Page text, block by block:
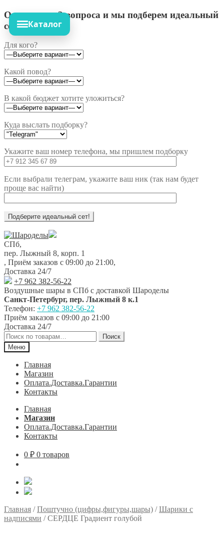
Ответьте на 3 вопроса и мы подберем идеальный
сет!
Для кого?
Какой повод?
В какой бюджет хотите уложиться?
Куда выслать подборку?
Укажите ваш номер телефона, мы пришлем подборку
Если выбрали телеграм, укажите ваш ник (так нам будет
проще вас найти)
Перейти
к
навигации
Перейти
к
содержимому
СПб,
пер. Лыжный 8, корп. 1
, Приём заказов с 09:00 до 21:00,
Доставка 24/7
+7 962 382-56-22
Воздушные шары в СПб с доставкой Шароделы
Санкт-Петербург, пер. Лыжный 8 к.1
Телефон: +7 962 382-56-22
Приём заказов с 09:00 до 21:00
Доставка 24/7
Искать:
Поиск
Меню
Главная
Магазин
Оплата.Доставка.Гарантии
Контакты
Главная
Магазин
Оплата.Доставка.Гарантии
Контакты
0 ₽ 0 товаров
Каталог
Главная /Поштучно (цифры,фигуры,шары) /Шарики с
надписями /СЕРДЦЕ Градиент голубой